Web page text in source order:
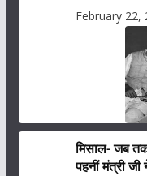
February 22,
मिसाल- जब
पहनीं मंत्री